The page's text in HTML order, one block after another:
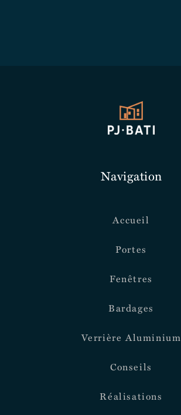
Navigation
Accueil
Portes
Fenêtres
Bardages
Verrière Aluminium
Conseils
Réalisations